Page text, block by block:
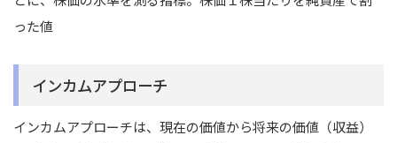
った値
インカムアプローチ
インカムアプローチは、現在の価値から将来の価値（収益）